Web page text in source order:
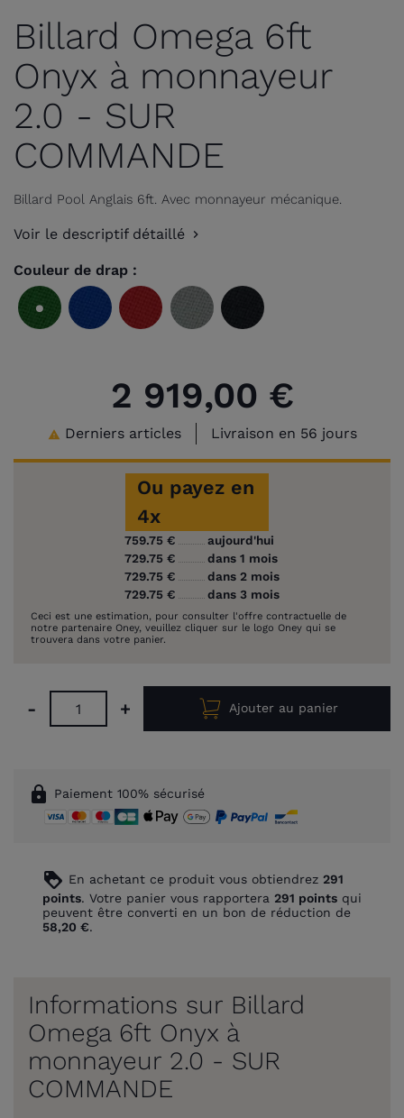
Billard Omega 6ft
Onyx à monnayeur
2.0 - SUR
COMMANDE
Billard Pool Anglais 6ft. Avec monnayeur mécanique.
Voir le descriptif détaillé
Couleur de drap :
Vert
olive
Bleu
royal
Rouge Gris
2 919,00 €
 Derniers articles Livraison en 56 jours
Ou payez en
4x
759.75 €
aujourd'hui
729.75 €
dans 1 mois
729.75 €
dans 2 mois
729.75 €
dans 3 mois
Ceci est une estimation, pour consulter l'offre contractuelle de
notre partenaire Oney, veuillez cliquer sur le logo Oney qui se
trouvera dans votre panier.
- + Ajouter au panier
lock Paiement 100% sécurisé
loyalty En achetant ce produit vous obtiendrez 291
points. Votre panier vous rapportera 291 points qui
peuvent être converti en un bon de réduction de
58,20 €.
Informations sur Billard
Omega 6ft Onyx à
monnayeur 2.0 - SUR
COMMANDE